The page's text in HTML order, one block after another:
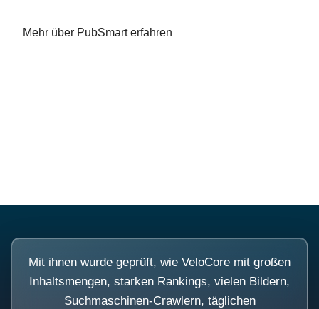
Mehr über PubSmart erfahren
Mit ihnen wurde geprüft, wie VeloCore mit großen
Inhaltsmengen, starken Rankings, vielen Bildern,
Suchmaschinen-Crawlern, täglichen